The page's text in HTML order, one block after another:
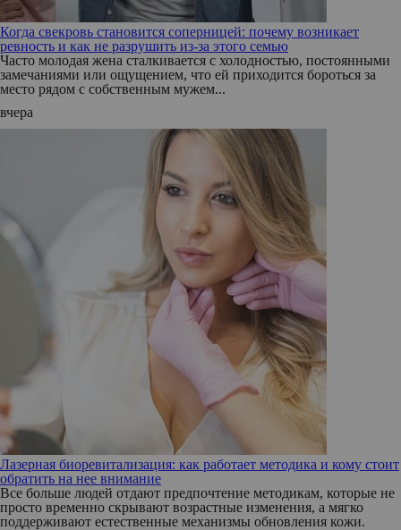
Когда свекровь становится соперницей: почему возникает
ревность и как не разрушить из-за этого семью
Часто молодая жена сталкивается с холодностью, постоянными
замечаниями или ощущением, что ей приходится бороться за
место рядом с собственным мужем...
вчера
Лазерная биоревитализация: как работает методика и кому стоит
обратить на нее внимание
Все больше людей отдают предпочтение методикам, которые не
просто временно скрывают возрастные изменения, а мягко
поддерживают естественные механизмы обновления кожи.